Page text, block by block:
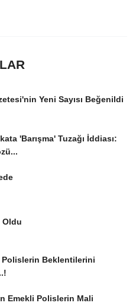
Yeni Sayısı Beğenildi
'Barışma' Tuzağı İddiası:
Oldu
Beklentilerini
Emekli Polislerin Mali